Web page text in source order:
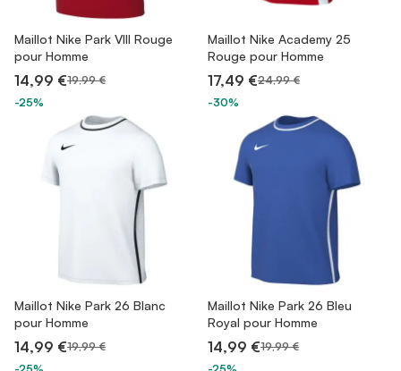
Maillot Nike Park VIII Rouge
pour Homme
14,99 €19,99 €
-25%
Maillot Nike Academy 25
Rouge pour Homme
17,49 €24,99 €
-30%
Maillot Nike Park 26 Blanc
pour Homme
14,99 €19,99 €
Maillot Nike Park 26 Bleu
Royal pour Homme
14,99 €19,99 €